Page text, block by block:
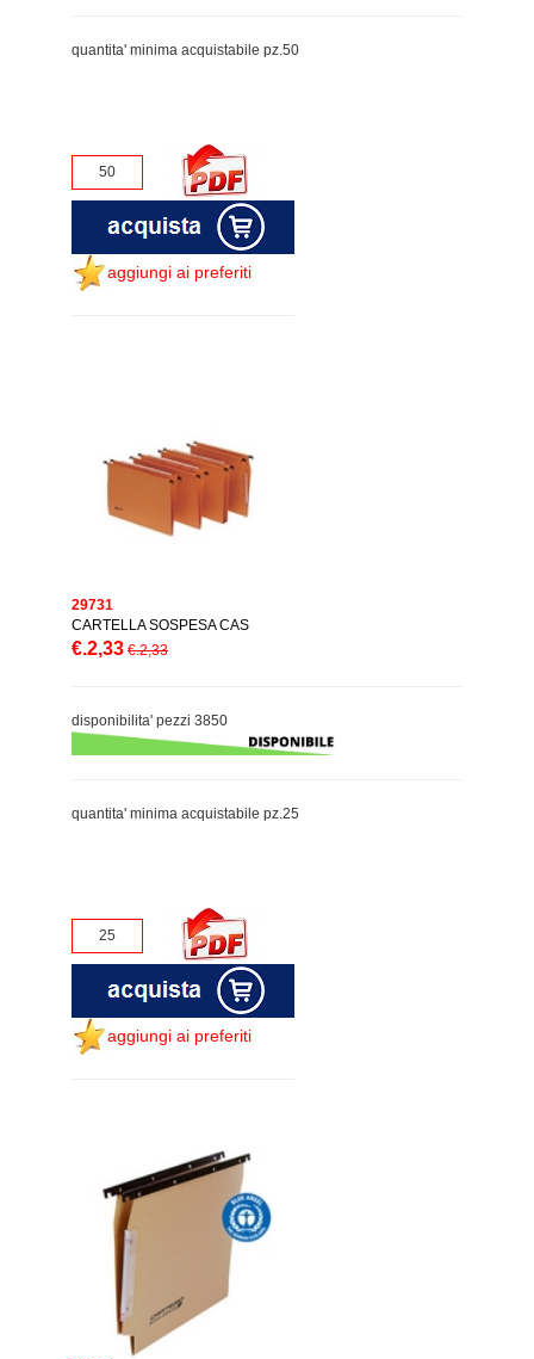
quantita' minima acquistabile pz.50
aggiungi ai preferiti
29731
CARTELLA SOSPESA CAS
€.2,33 €.2,33
disponibilita' pezzi 3850
quantita' minima acquistabile pz.25
aggiungi ai preferiti